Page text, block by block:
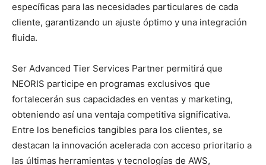
específicas para las necesidades particulares de cada
cliente, garantizando un ajuste óptimo y una integración
fluida.
Ser Advanced Tier Services Partner permitirá que
NEORIS participe en programas exclusivos que
fortalecerán sus capacidades en ventas y marketing,
obteniendo así una ventaja competitiva significativa.
Entre los beneficios tangibles para los clientes, se
destacan la innovación acelerada con acceso prioritario a
las últimas herramientas y tecnologías de AWS,